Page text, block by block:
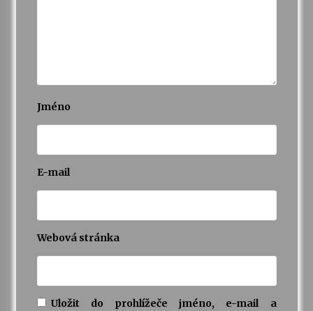
Jméno
E-mail
Webová stránka
Uložit do prohlížeče jméno, e-mail a